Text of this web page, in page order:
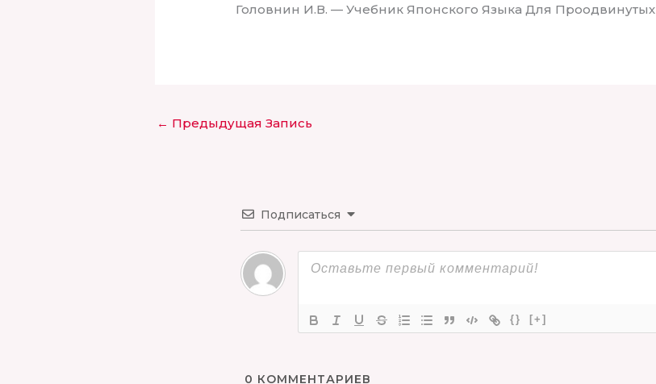
Головнин И.В. — Учебник Японского Языка Для Проодвинутых
← Предыдущая Запись
Подписаться
{} [+]
0 КОММЕНТАРИЕВ